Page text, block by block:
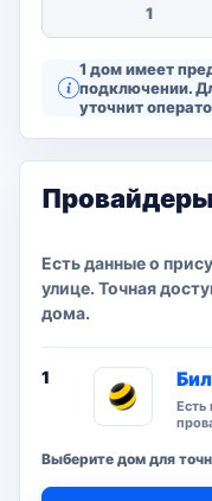
1
1 дом имеет
подключении.
уточнит
Провайдеры
Есть данные о
улице. Точная
дома.
1
Есть
Выберите дом для